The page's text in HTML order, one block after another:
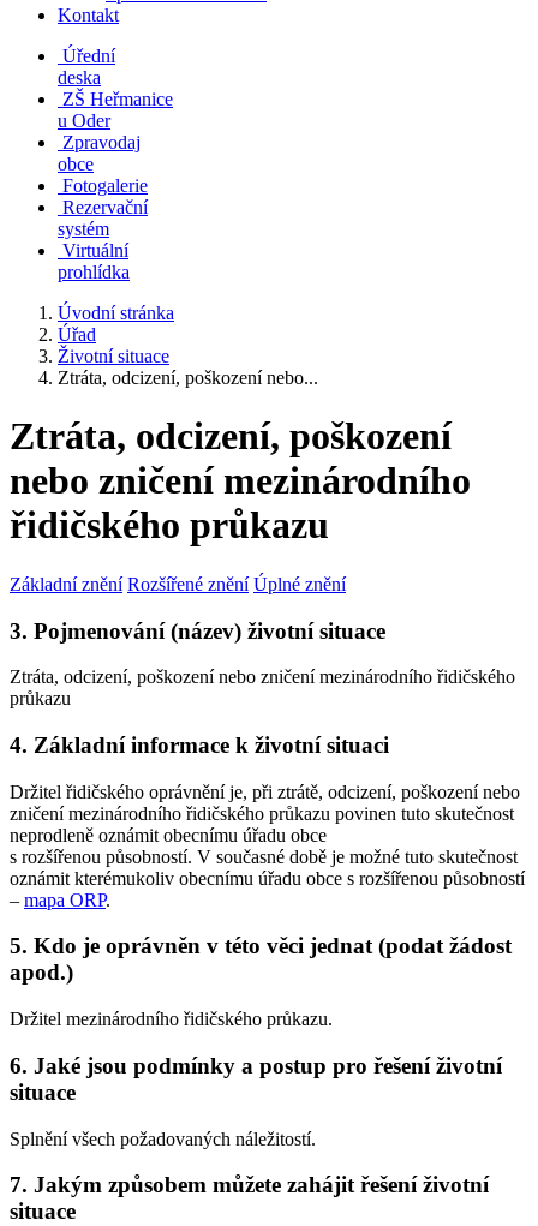
Kontakt
Úřední
deska
ZŠ Heřmanice
u Oder
Zpravodaj
obce
Fotogalerie
Rezervační
systém
Virtuální
prohlídka
Úvodní stránka
Úřad
Životní situace
Ztráta, odcizení, poškození nebo...
Ztráta, odcizení, poškození
nebo zničení mezinárodního
řidičského průkazu
Základní znění Rozšířené znění Úplné znění
3. Pojmenování (název) životní situace
Ztráta, odcizení, poškození nebo zničení mezinárodního řidičského
průkazu
4. Základní informace k životní situaci
Držitel řidičského oprávnění je, při ztrátě, odcizení, poškození nebo
zničení mezinárodního řidičského průkazu povinen tuto skutečnost
neprodleně oznámit obecnímu úřadu obce
s rozšířenou působností. V současné době je možné tuto skutečnost
oznámit kterémukoliv obecnímu úřadu obce s rozšířenou působností
– mapa ORP.
5. Kdo je oprávněn v této věci jednat (podat žádost
apod.)
Držitel mezinárodního řidičského průkazu.
6. Jaké jsou podmínky a postup pro řešení životní
situace
Splnění všech požadovaných náležitostí.
7. Jakým způsobem můžete zahájit řešení životní
situace